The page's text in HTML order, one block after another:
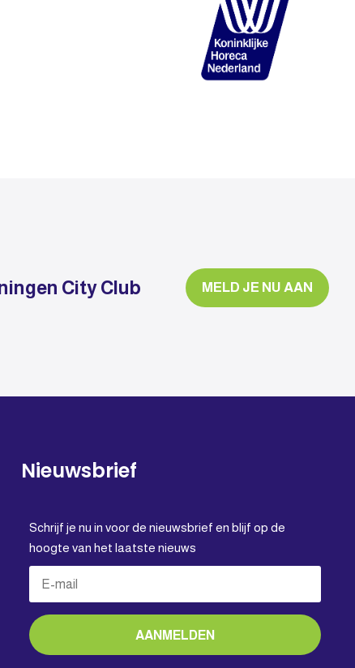
City Club MELD JE NU AAN
Nieuwsbrief
Schrijf je nu in voor de nieuwsbrief en blijf op de
hoogte van het laatste nieuws
AANMELDEN